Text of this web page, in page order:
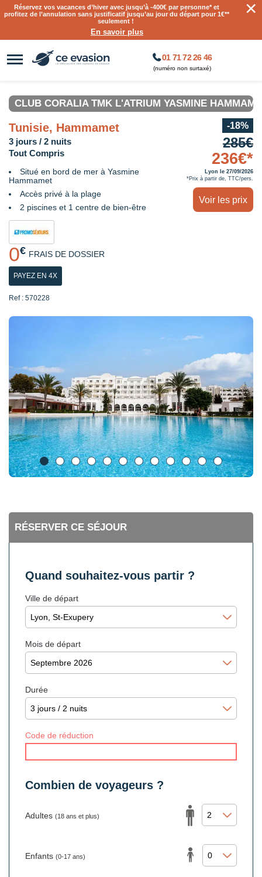
Réservez vos vacances d’hiver avec jusqu’à-400€ par personne* et
profitez de l’annulation sans justificatif jusqu’au jour du départ pour 1€**
seulement !
En savoir plus
×
01 71 72 26 46
(numéro non surtaxé)
CLUB CORALIA TMK L'ATRIUM YASMINE
Tunisie, Hammamet
3 jours / 2 nuits
Tout Compris
Situé en bord de mer à Yasmine
Hammamet
Accès privé à la plage
2 piscines et 1 centre de bien-être
0€ FRAIS DE DOSSIER
PAYEZ EN 4X
Ref : 570228
-18%
285€
236€*
Lyon le 27/09/2026
*Prix à partir de, TTC/pers.
Voir les prix
RÉSERVER CE SÉJOUR
Quand souhaitez-vous partir ?
Ville de départ
Mois de départ
Durée
Code de réduction
Combien de voyageurs ?
Adultes (18 ans et plus)
Enfants (0-17 ans)